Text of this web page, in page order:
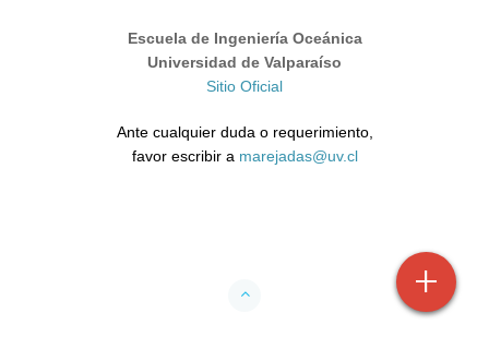
+
Escuela de Ingeniería Oceánica
Universidad de Valparaíso
Sitio Oficial
Ante cualquier duda o requerimiento,
favor escribir a marejadas@uv.cl